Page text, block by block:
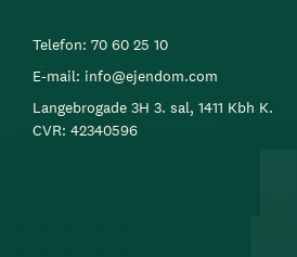
Telefon: 70 60 25 10
E-mail: info@ejendom.com
Langebrogade 3H 3. sal, 1411 Kbh K.
CVR: 42340596